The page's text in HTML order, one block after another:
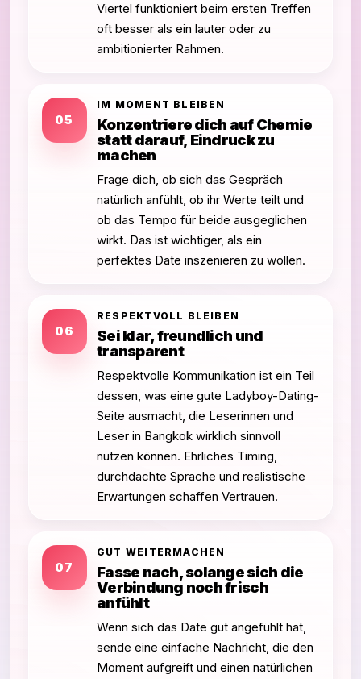
Viertel funktioniert beim ersten Treffen
oft besser als ein lauter oder zu
ambitionierter Rahmen.
05
IM MOMENT BLEIBEN
Konzentriere dich auf Chemie
statt darauf, Eindruck zu
machen
Frage dich, ob sich das Gespräch
natürlich anfühlt, ob ihr Werte teilt und
ob das Tempo für beide ausgeglichen
wirkt. Das ist wichtiger, als ein
perfektes Date inszenieren zu wollen.
06
RESPEKTVOLL BLEIBEN
Sei klar, freundlich und
transparent
Respektvolle Kommunikation ist ein Teil
dessen, was eine gute Ladyboy-Dating-
Seite ausmacht, die Leserinnen und
Leser in Bangkok wirklich sinnvoll
nutzen können. Ehrliches Timing,
durchdachte Sprache und realistische
Erwartungen schaffen Vertrauen.
07
GUT WEITERMACHEN
Fasse nach, solange sich die
Verbindung noch frisch
anfühlt
Wenn sich das Date gut angefühlt hat,
sende eine einfache Nachricht, die den
Moment aufgreift und einen natürlichen